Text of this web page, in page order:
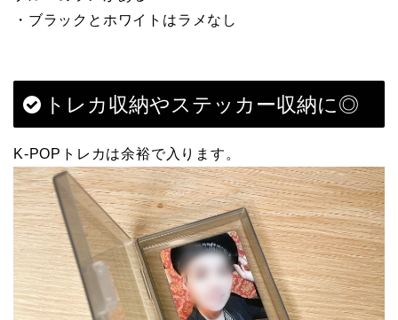
・ブラックとホワイトはラメなし
トレカ収納やステッカー収納に◎
K-POPトレカは余裕で入ります。